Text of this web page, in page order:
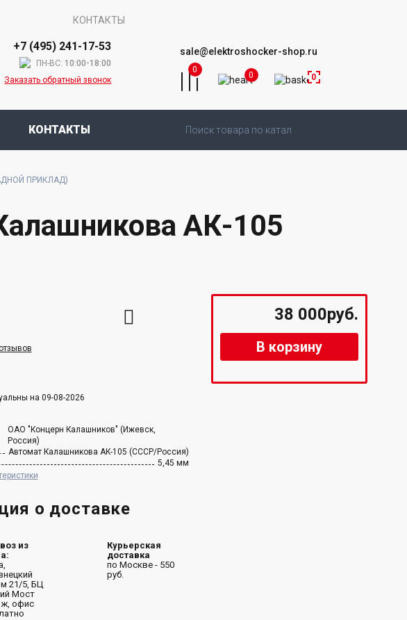
КОНТАКТЫ
+7 (495) 241-17-53
ПН-ВС:10:00-18:00
Заказать обратный звонок
sale@elektroshocker-shop.ru
0
0 0
КОНТАКТЫ
ПРИКЛАД)
АК-105
на 09-08-2026
ОАО "Концерн Калашников" (Ижевск,
Россия)
Автомат Калашникова АК-105 (СССР/Россия)
5,45 мм
о доставке
из
21/5, БЦ
Мост
офис
Курьерская
доставка
по Москве - 550
руб.
38 000руб.
В корзину